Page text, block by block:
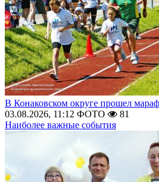
В Конаковском округе прошел
03.08.2026, 11:12 ФОТО
81
Наиболее важные события